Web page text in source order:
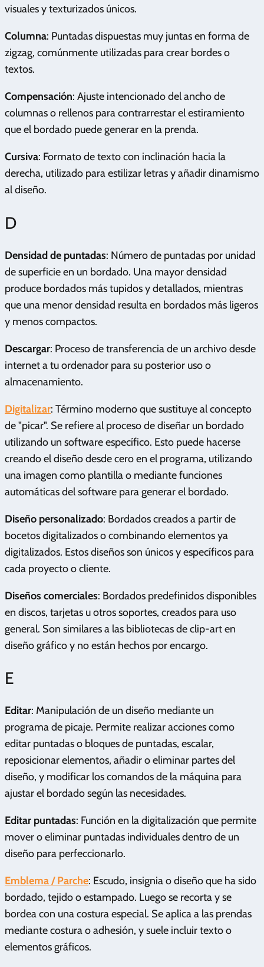
visuales y texturizados únicos.
Columna: Puntadas dispuestas muy juntas en forma de
zigzag, comúnmente utilizadas para crear bordes o
textos.
Compensación: Ajuste intencionado del ancho de
columnas o rellenos para contrarrestar el estiramiento
que el bordado puede generar en la prenda.
Cursiva: Formato de texto con inclinación hacia la
derecha, utilizado para estilizar letras y añadir dinamismo
al diseño.
D
Densidad de puntadas: Número de puntadas por unidad
de superficie en un bordado. Una mayor densidad
produce bordados más tupidos y detallados, mientras
que una menor densidad resulta en bordados más ligeros
y menos compactos.
Descargar: Proceso de transferencia de un archivo desde
internet a tu ordenador para su posterior uso o
almacenamiento.
Digitalizar: Término moderno que sustituye al concepto
de "picar". Se refiere al proceso de diseñar un bordado
utilizando un software específico. Esto puede hacerse
creando el diseño desde cero en el programa, utilizando
una imagen como plantilla o mediante funciones
automáticas del software para generar el bordado.
Diseño personalizado: Bordados creados a partir de
bocetos digitalizados o combinando elementos ya
digitalizados. Estos diseños son únicos y específicos para
cada proyecto o cliente.
Diseños comerciales: Bordados predefinidos disponibles
en discos, tarjetas u otros soportes, creados para uso
general. Son similares a las bibliotecas de clip-art en
diseño gráfico y no están hechos por encargo.
E
Editar: Manipulación de un diseño mediante un
programa de picaje. Permite realizar acciones como
editar puntadas o bloques de puntadas, escalar,
reposicionar elementos, añadir o eliminar partes del
diseño, y modificar los comandos de la máquina para
ajustar el bordado según las necesidades.
Editar puntadas: Función en la digitalización que permite
mover o eliminar puntadas individuales dentro de un
diseño para perfeccionarlo.
Emblema / Parche: Escudo, insignia o diseño que ha sido
bordado, tejido o estampado. Luego se recorta y se
bordea con una costura especial. Se aplica a las prendas
mediante costura o adhesión, y suele incluir texto o
elementos gráficos.